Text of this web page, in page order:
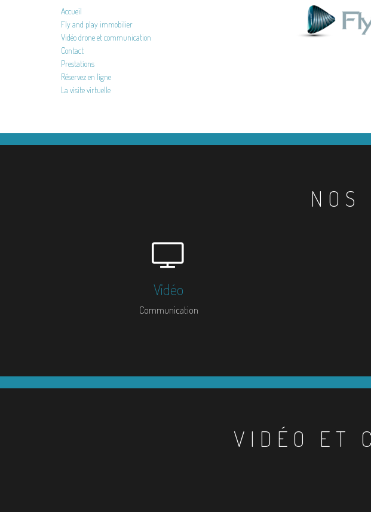
Accueil
Fly and play immobilier
Vidéo drone et communication
Contact
Prestations
Réservez en ligne
La visite virtuelle
NOS
Vidéo
Communication
VIDÉO ET